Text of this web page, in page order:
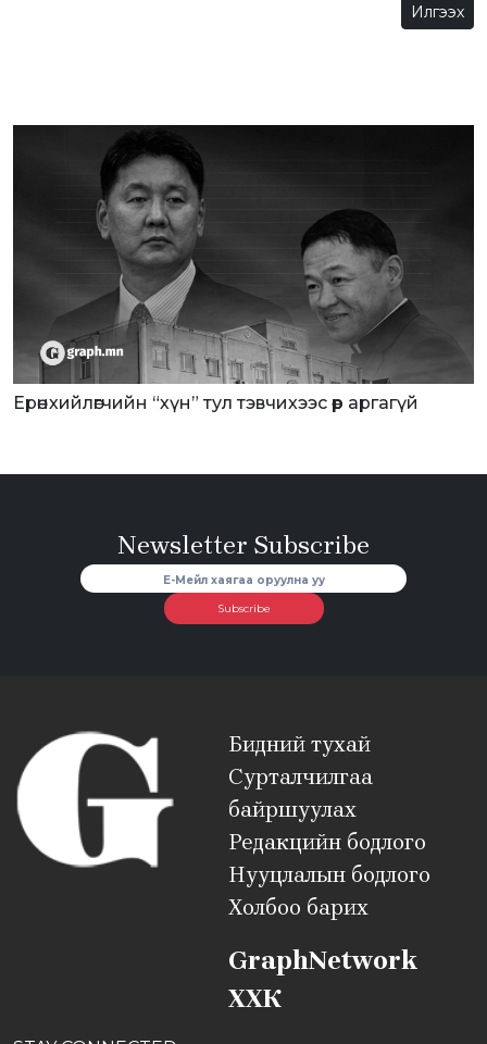
Илгээх
Ерөнхийлөгчийн “хүн” тул тэвчихээс өөр аргагүй
Newsletter Subscribe
Subscribe
Бидний тухай
Сурталчилгаа
байршуулах
Редакцийн бодлого
Нууцлалын бодлого
Холбоо барих
GraphNetwork
ХХК